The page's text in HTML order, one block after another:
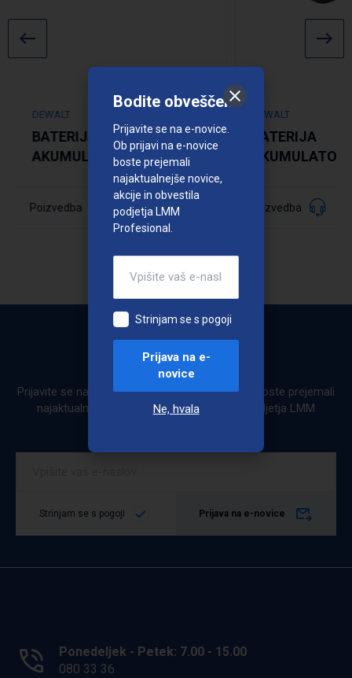
DEWALT
BATERIJA
AKUMULATORSKA
Poizvedba Šifra: 040749
DEWALT
BATERIJA
Poizvedba
Bodite obveščeni
Prijavite se na e-novice. Ob prijavi na e-novice boste prejemali
najaktualnejše novice, akcije in obvestila podjetja LMM
Strinjam se s pogoji Prijava na e-novice
Ponedeljek - Petek: 7.00 - 15.00
080 33 36
Bodite obveščeni
Prijavite se na e-novice.
Ob prijavi na e-novice
boste prejemali
najaktualnejše novice,
akcije in obvestila
podjetja LMM
Profesional.
Strinjam se s pogoji
Prijava na e-
novice
Ne, hvala